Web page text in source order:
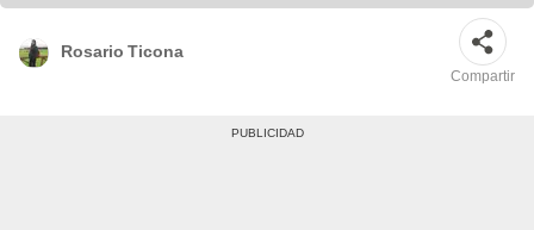
Rosario Ticona
Compartir